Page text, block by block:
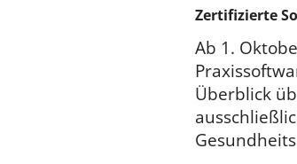
Zertifizierte
Ab 1.
Überblick